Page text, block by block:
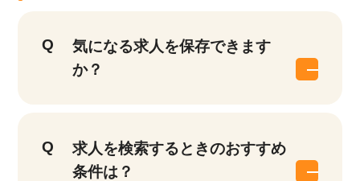
気になる求人を保存できます
か？
求人を検索するときのおすすめ
条件は？